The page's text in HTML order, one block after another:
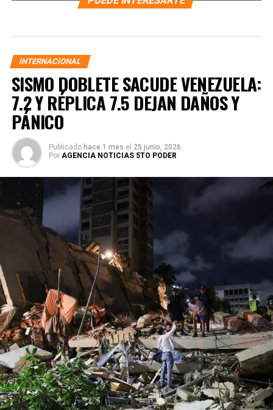
INTERNACIONAL
SISMO DOBLETE SACUDE VENEZUELA:
7.2 Y RÉPLICA 7.5 DEJAN DAÑOS Y
PÁNICO
Publicado hace 1 mes el 25 junio, 2026
Por AGENCIA NOTICIAS 5TO PODER